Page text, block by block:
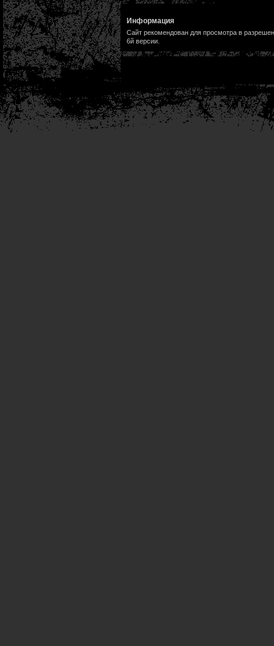
Информация
Сайт рекомендован для просмотра в
6й версии.